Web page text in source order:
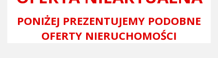
PONIŻEJ PREZENTUJEMY PODOBNE
OFERTY NIERUCHOMOŚCI